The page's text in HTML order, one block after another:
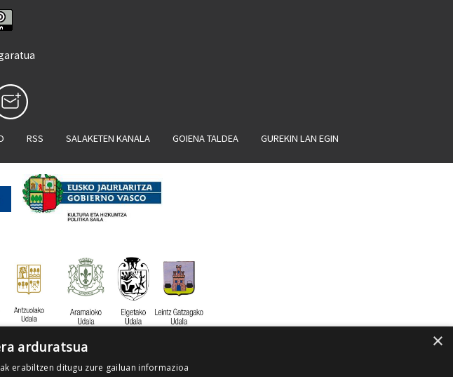
RSS SALAKETEN KANALA GOIENA TALDEA GUREKIN LAN EGIN
×
arduratsua
erabiltzen ditugu zure gailuan informazioa